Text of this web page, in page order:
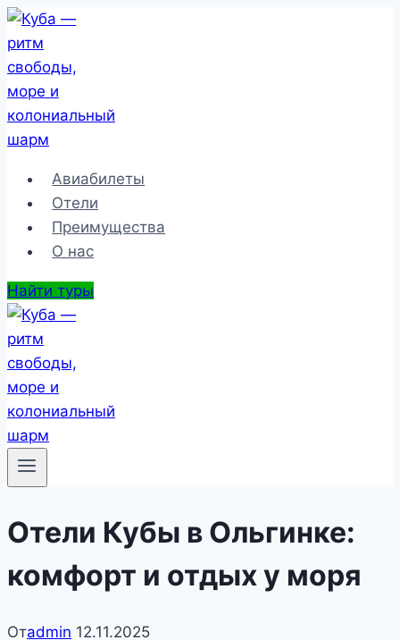
Перейти
к
содержимому
Авиабилеты
Отели
Преимущества
О нас
Найти туры
Отели Кубы в Ольгинке:
комфорт и отдых у моря
Отadmin 12.11.2025